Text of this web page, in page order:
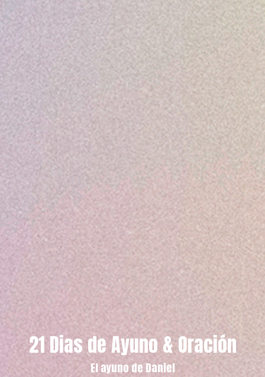
21 Dias de Ayuno & Oración
El ayuno de Daniel